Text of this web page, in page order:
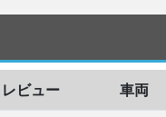
レビュー 車両